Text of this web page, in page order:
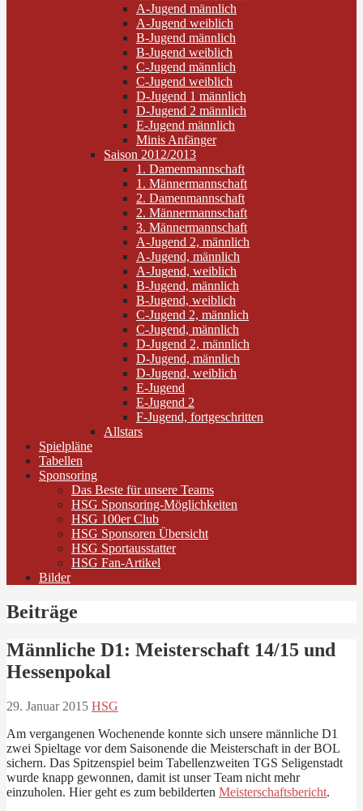
A-Jugend männlich
A-Jugend weiblich
B-Jugend männlich
B-Jugend weiblich
C-Jugend männlich
C-Jugend weiblich
D-Jugend 1 männlich
D-Jugend 2 männlich
E-Jugend männlich
Minis Anfänger
Saison 2012/2013
1. Damenmannschaft
1. Männermannschaft
2. Damenmannschaft
2. Männermannschaft
3. Männermannschaft
A-Jugend 2, männlich
A-Jugend, männlich
A-Jugend, weiblich
B-Jugend, männlich
B-Jugend, weiblich
C-Jugend 2, männlich
C-Jugend, männlich
D-Jugend 2, männlich
D-Jugend, männlich
D-Jugend, weiblich
E-Jugend
E-Jugend 2
F-Jugend, fortgeschritten
Allstars
Spielpläne
Tabellen
Sponsoring
Das Beste für unsere Teams
HSG Sponsoring-Möglichkeiten
HSG 100er Club
HSG Sponsoren Übersicht
HSG Sportausstatter
HSG Fan-Artikel
Bilder
Beiträge
Männliche D1: Meisterschaft 14/15 und
Hessenpokal
29. Januar 2015 HSG
Am vergangenen Wochenende konnte sich unsere männliche D1
zwei Spieltage vor dem Saisonende die Meisterschaft in der BOL
sichern. Das Spitzenspiel beim Tabellenzweiten TGS Seligenstadt
wurde knapp gewonnen, damit ist unser Team nicht mehr
einzuholen. Hier geht es zum bebilderten Meisterschaftsbericht.